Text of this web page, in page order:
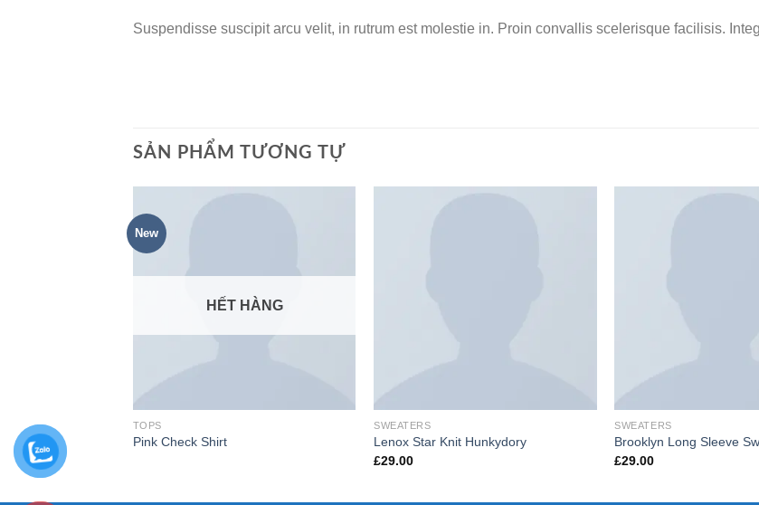
Suspendisse suscipit arcu velit, in rutrum est molestie in. Proin convallis scelerisque facilisis.
SẢN PHẨM TƯƠNG TỰ
New
HẾT HÀNG
TOPS
Pink Check Shirt
SWEATERS
Lenox Star Knit Hunkydory
£29.00
SWEATERS
Brooklyn Long Sleeve
£29.00